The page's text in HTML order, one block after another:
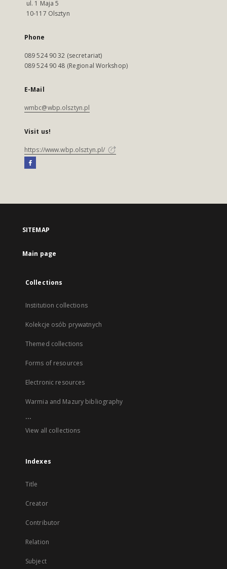
ul. 1 Maja 5
10-117 Olsztyn
Phone
089 524 90 32 (secretariat)
089 524 90 48 (Regional Workshop)
E-Mail
wmbc@wbp.olsztyn.pl
Visit us!
https://www.wbp.olsztyn.pl/
SITEMAP
Main page
Collections
Institution collections
Kolekcje osób prywatnych
Themed collections
Forms of resources
Electronic resources
Warmia and Mazury bibliography
...
View all collections
Indexes
Title
Creator
Contributor
Relation
Subject